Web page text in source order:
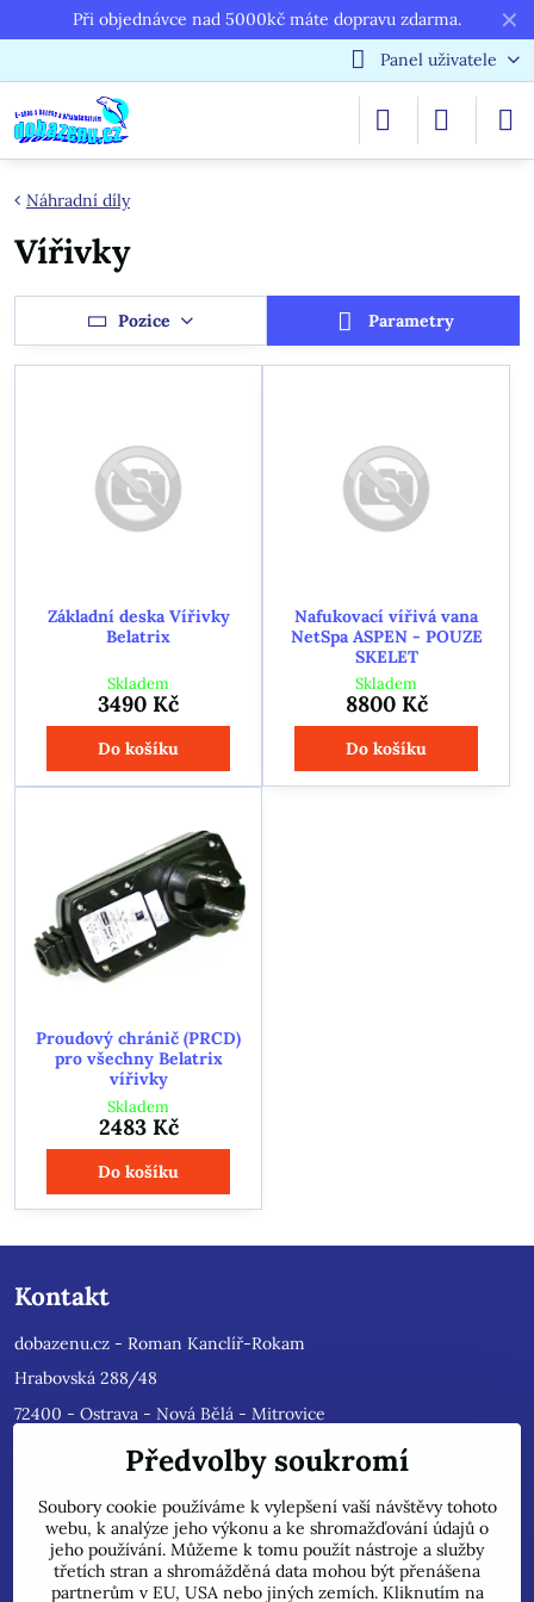
✕
Při objednávce nad 5000kč máte dopravu zdarma.
Panel uživatele
Náhradní díly
Vířivky
Pozice Parametry
Základní deska Vířivky
Belatrix
Skladem
3490 Kč
Do košíku
Nafukovací vířivá vana
NetSpa ASPEN - POUZE
SKELET
Skladem
8800 Kč
Do košíku
Proudový chránič (PRCD)
pro všechny Belatrix
vířivky
Skladem
2483 Kč
Do košíku
Kontakt
dobazenu.cz - Roman Kanclíř-Rokam
Hrabovská 288/48
72400 - Ostrava - Nová Bělá - Mitrovice
rokam@seznam.cz
(Prosíme nyní dotazy do mailu, ihned
odpovíme, jsme přetíženi). Reklamace prosíme pouze do mailu,
přepošleme výrobci s dalším řešením.
Jsme plátci DPH.
Předvolby soukromí
Soubory cookie používáme k vylepšení vaší návštěvy tohoto
webu, k analýze jeho výkonu a ke shromažďování údajů o
jeho používání. Můžeme k tomu použít nástroje a služby
třetích stran a shromážděná data mohou být přenášena
partnerům v EU, USA nebo jiných zemích. Kliknutím na